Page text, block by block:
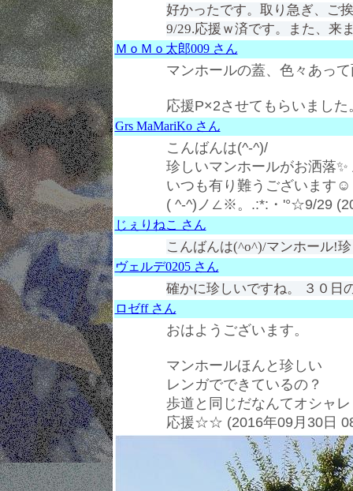
好かったです。取り急ぎ、ご
9/29.応援ｗ済です。また、来
ＭｏＭｏ太郎009 さん
マンホールの蓋、色々あっ
応援P×2させてもらいまし
Grs MaMariKo さん
こんばんは(^-^)/
珍しいマンホールがお洒落
いつも有り難うございます☺
( ^-^)ノ∠※。.:*:・'°☆9/29
じぇりねこ さん
こんばんは(^o^)/マンホール!
ヴェルデ0205 さん
確かに珍しいですね。 ３０日
ロゼff さん
おはようございます。
マンホールほんと珍しい
レンガでできているの？
歩道と同じだなんてオシャ
応援☆☆ (2016年09月30日